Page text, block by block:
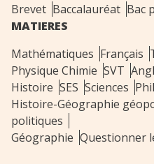
Brevet Baccalauréat Bac
MATIERES
Mathématiques Français
Physique Chimie SVT
Histoire SES Sciences
Histoire-Géographie
politiques
Géographie Questionner